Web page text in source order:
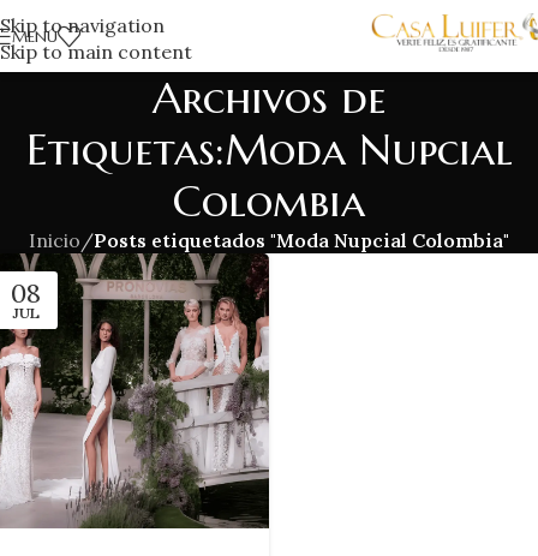
Skip to navigation
Skip to main content
MENÚ
Archivos de
Etiquetas:Moda Nupcial
Colombia
Inicio/Posts etiquetados "Moda Nupcial Colombia"
08
JUL